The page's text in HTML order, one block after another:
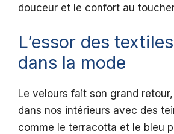
douceur et le confort au
L’essor des
dans la mode
Le velours fait son grand retour,
dans nos intérieurs avec des
comme le terracotta et le bleu